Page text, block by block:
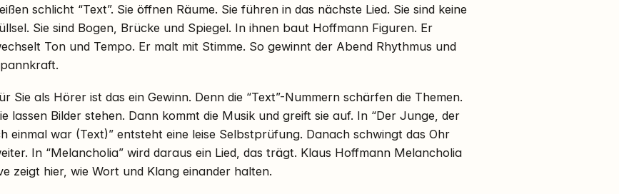
schlicht “Text”. Sie öffnen Räume. Sie führen in das nächste Lied. Sie sind keine
Sie sind Bogen, Brücke und Spiegel. In ihnen baut Hoffmann Figuren. Er
Ton und Tempo. Er malt mit Stimme. So gewinnt der Abend Rhythmus und
Sie als Hörer ist das ein Gewinn. Denn die “Text”-Nummern schärfen die Themen.
lassen Bilder stehen. Dann kommt die Musik und greift sie auf. In “Der Junge, der
einmal war (Text)” entsteht eine leise Selbstprüfung. Danach schwingt das Ohr
In “Melancholia” wird daraus ein Lied, das trägt. Klaus Hoffmann Melancholia
zeigt hier, wie Wort und Klang einander halten.